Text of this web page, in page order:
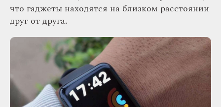
что гаджеты находятся на близком расстоянии
друг от друга.